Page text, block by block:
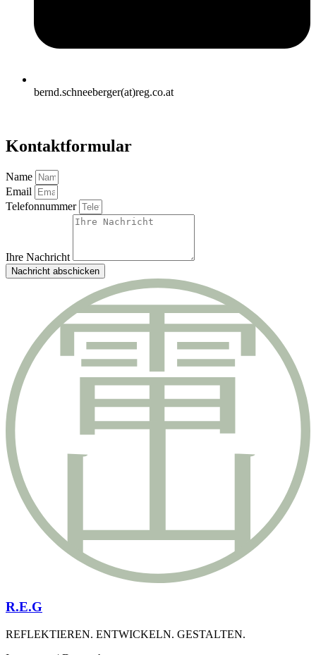
bernd.schneeberger(at)reg.co.at
Kontaktformular
Name
Email
Telefonnummer
Ihre Nachricht
Nachricht abschicken
R.E.G
REFLEKTIEREN. ENTWICKELN. GESTALTEN.